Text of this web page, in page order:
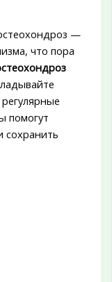
—
что пора
помогут
сохранить